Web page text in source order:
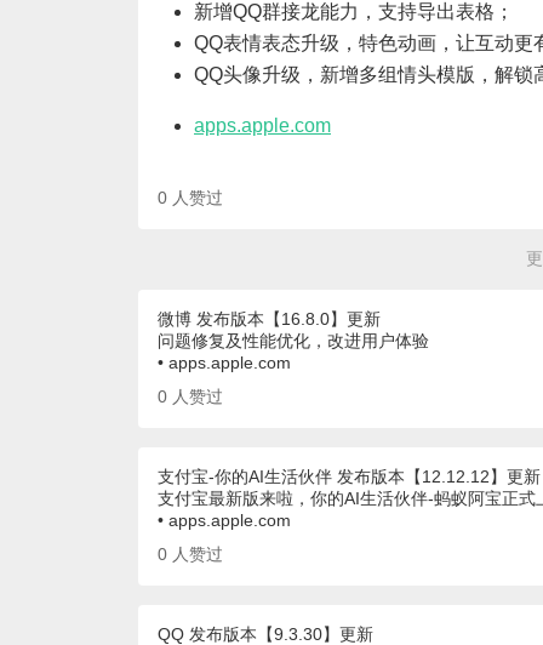
新增QQ群接龙能力，支持导出表格；
QQ表情表态升级，特色动画，让互动更
QQ头像升级，新增多组情头模版，解锁
apps.apple.com
0 人赞过
微博 发布版本【16.8.0】更新
问题修复及性能优化，改进用户体验
• apps.apple.com
0 人赞过
支付宝-你的AI生活伙伴 发布版本【12.12.12】更新
支付宝最新版来啦，你的AI生活伙伴-蚂蚁阿宝正
• apps.apple.com
0 人赞过
QQ 发布版本【9.3.30】更新